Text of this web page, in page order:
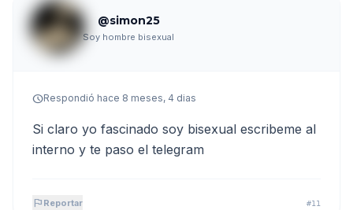
@simon25
Soy hombre bisexual
scheduleRespondió hace 8 meses, 4 dias
Si claro yo fascinado soy bisexual escribeme al
interno y te paso el telegram
flag Reportar #11